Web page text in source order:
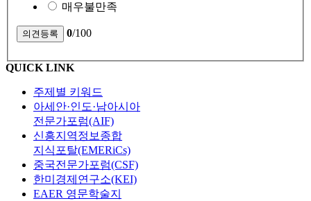
매우불만족
0/100
QUICK LINK
주제별 키워드
아세안·인도·남아시아
전문가포럼(AIF)
신흥지역정보종합
지식포탈(EMERiCs)
중국전문가포럼(CSF)
한미경제연구소(KEI)
EAER 영문학술지